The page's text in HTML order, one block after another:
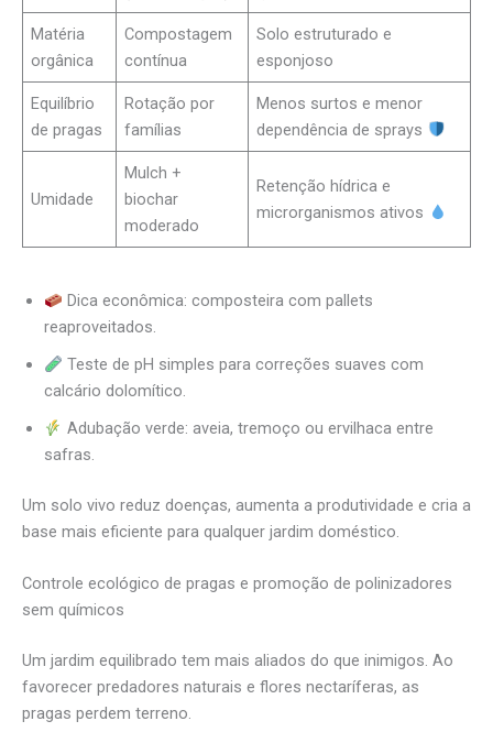
Matéria
orgânica
Compostagem
contínua
Solo estruturado e
esponjoso
Equilíbrio
de pragas
Rotação por
famílias
Menos surtos e menor
dependência de sprays
Umidade
Mulch +
biochar
moderado
Retenção hídrica e
microrganismos ativos
Dica econômica: composteira com pallets
reaproveitados.
Teste de pH simples para correções suaves com
calcário dolomítico.
Adubação verde: aveia, tremoço ou ervilhaca entre
safras.
Um solo vivo reduz doenças, aumenta a produtividade e cria a
base mais eficiente para qualquer jardim doméstico.
Controle ecológico de pragas e promoção de polinizadores
sem químicos
Um jardim equilibrado tem mais aliados do que inimigos. Ao
favorecer predadores naturais e flores nectaríferas, as
pragas perdem terreno.